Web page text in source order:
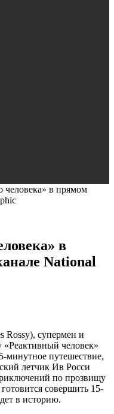
человека» в прямом
в
National
Rossy), супермен и
человек»
минутное путешествие,
летчик Ив Росси
по прозвищу
совершить 15-
в историю.